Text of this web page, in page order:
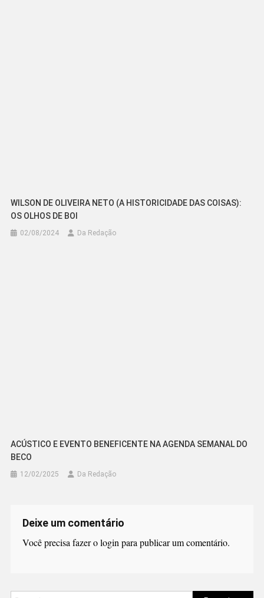
WILSON DE OLIVEIRA NETO (A HISTORICIDADE DAS COISAS):
OS OLHOS DE BOI
02/08/2024 Da Redação
ACÚSTICO E EVENTO BENEFICENTE NA AGENDA SEMANAL DO
BECO
12/02/2025 Da Redação
Deixe um comentário
Você precisa fazer ologin para publicar um comentário.